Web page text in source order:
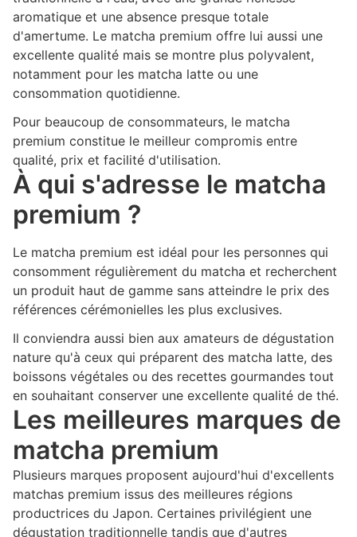
aromatique et une absence presque totale
d'amertume. Le matcha premium offre lui aussi une
excellente qualité mais se montre plus polyvalent,
notamment pour les matcha latte ou une
consommation quotidienne.
Pour beaucoup de consommateurs, le matcha
premium constitue le meilleur compromis entre
qualité, prix et facilité d'utilisation.
À qui s'adresse le matcha
premium ?
Le matcha premium est idéal pour les personnes qui
consomment régulièrement du matcha et recherchent
un produit haut de gamme sans atteindre le prix des
références cérémonielles les plus exclusives.
Il conviendra aussi bien aux amateurs de dégustation
nature qu'à ceux qui préparent des matcha latte, des
boissons végétales ou des recettes gourmandes tout
en souhaitant conserver une excellente qualité de thé.
Les meilleures marques de
matcha premium
Plusieurs marques proposent aujourd'hui d'excellents
matchas premium issus des meilleures régions
productrices du Japon. Certaines privilégient une
dégustation traditionnelle tandis que d'autres